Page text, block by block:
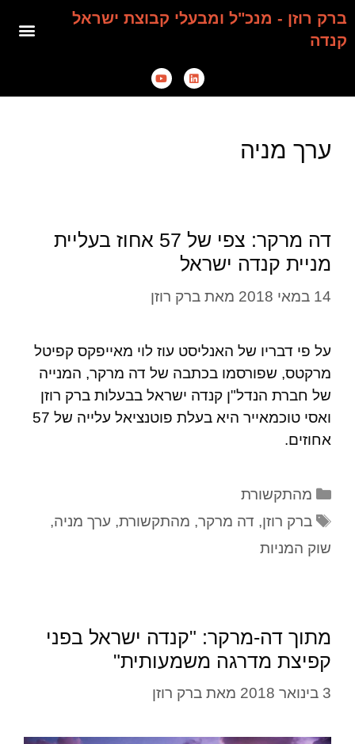
ברק רוזן - מנכ"ל ומבעלי קבוצת ישראל
קנדה
ערך מניה
דה מרקר: צפי של 57 אחוז בעליית
מניית קנדה ישראל
14 במאי 2018 מאת ברק רוזן
על פי דבריו של האנליסט עוז לוי מאייפקס קפיטל
מרקטס, שפורסמו בכתבה של דה מרקר, המנייה
של חברת הנדל"ן קנדה ישראל בבעלות ברק רוזן
ואסי טוכמאייר היא בעלת פוטנציאל עלייה של 57
אחוזים.
מהתקשורת
ברק רוזן, דה מרקר, מהתקשורת, ערך מניה,
שוק המניות
מתוך דה-מרקר: "קנדה ישראל בפני
קפיצת מדרגה משמעותית"
3 בינואר 2018 מאת ברק רוזן